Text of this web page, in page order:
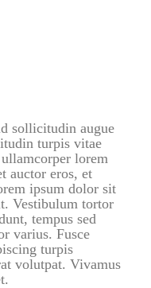
sollicitudin augue
turpis vitae
lorem
auctor eros, et
ipsum dolor sit
Vestibulum tortor
tempus sed
varius. Fusce
turpis
volutpat. Vivamus